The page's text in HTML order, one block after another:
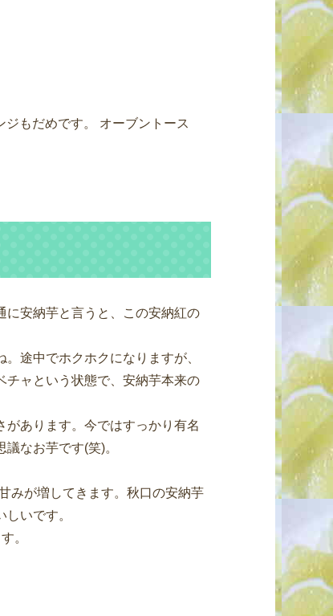
もだめです。 オーブントース
に安納芋と言うと、この安納紅の
途中でホクホクになりますが、
チャという状態で、安納芋本来の
あります。今ではすっかり有名
なお芋です(笑)。
みが増してきます。秋口の安納芋
いです。
。